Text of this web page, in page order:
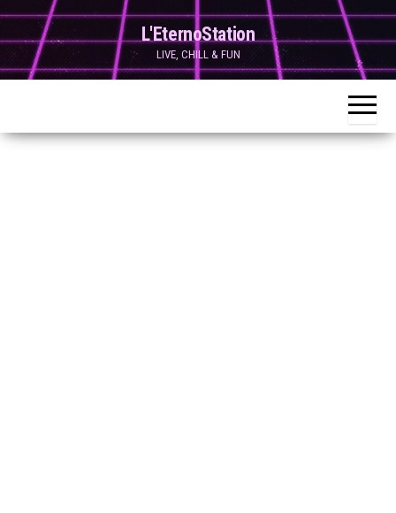
Skip
to
content
L'EternoStation
LIVE, CHILL & FUN